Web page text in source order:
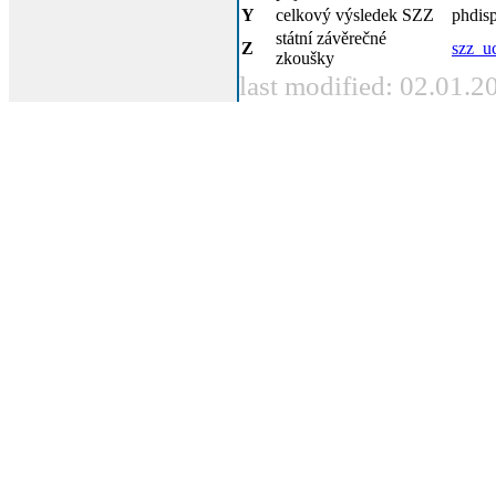
Y
celkový výsledek SZZ
Z
státní závěrečné
zkoušky
last modified: